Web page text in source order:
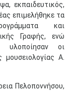
εκπαιδευτικός,
επιμελήθηκε τα
και
Γραφής, ενώ
υλοποίησαν οι
μουσειολογίας A.
Πελοποννήσου,